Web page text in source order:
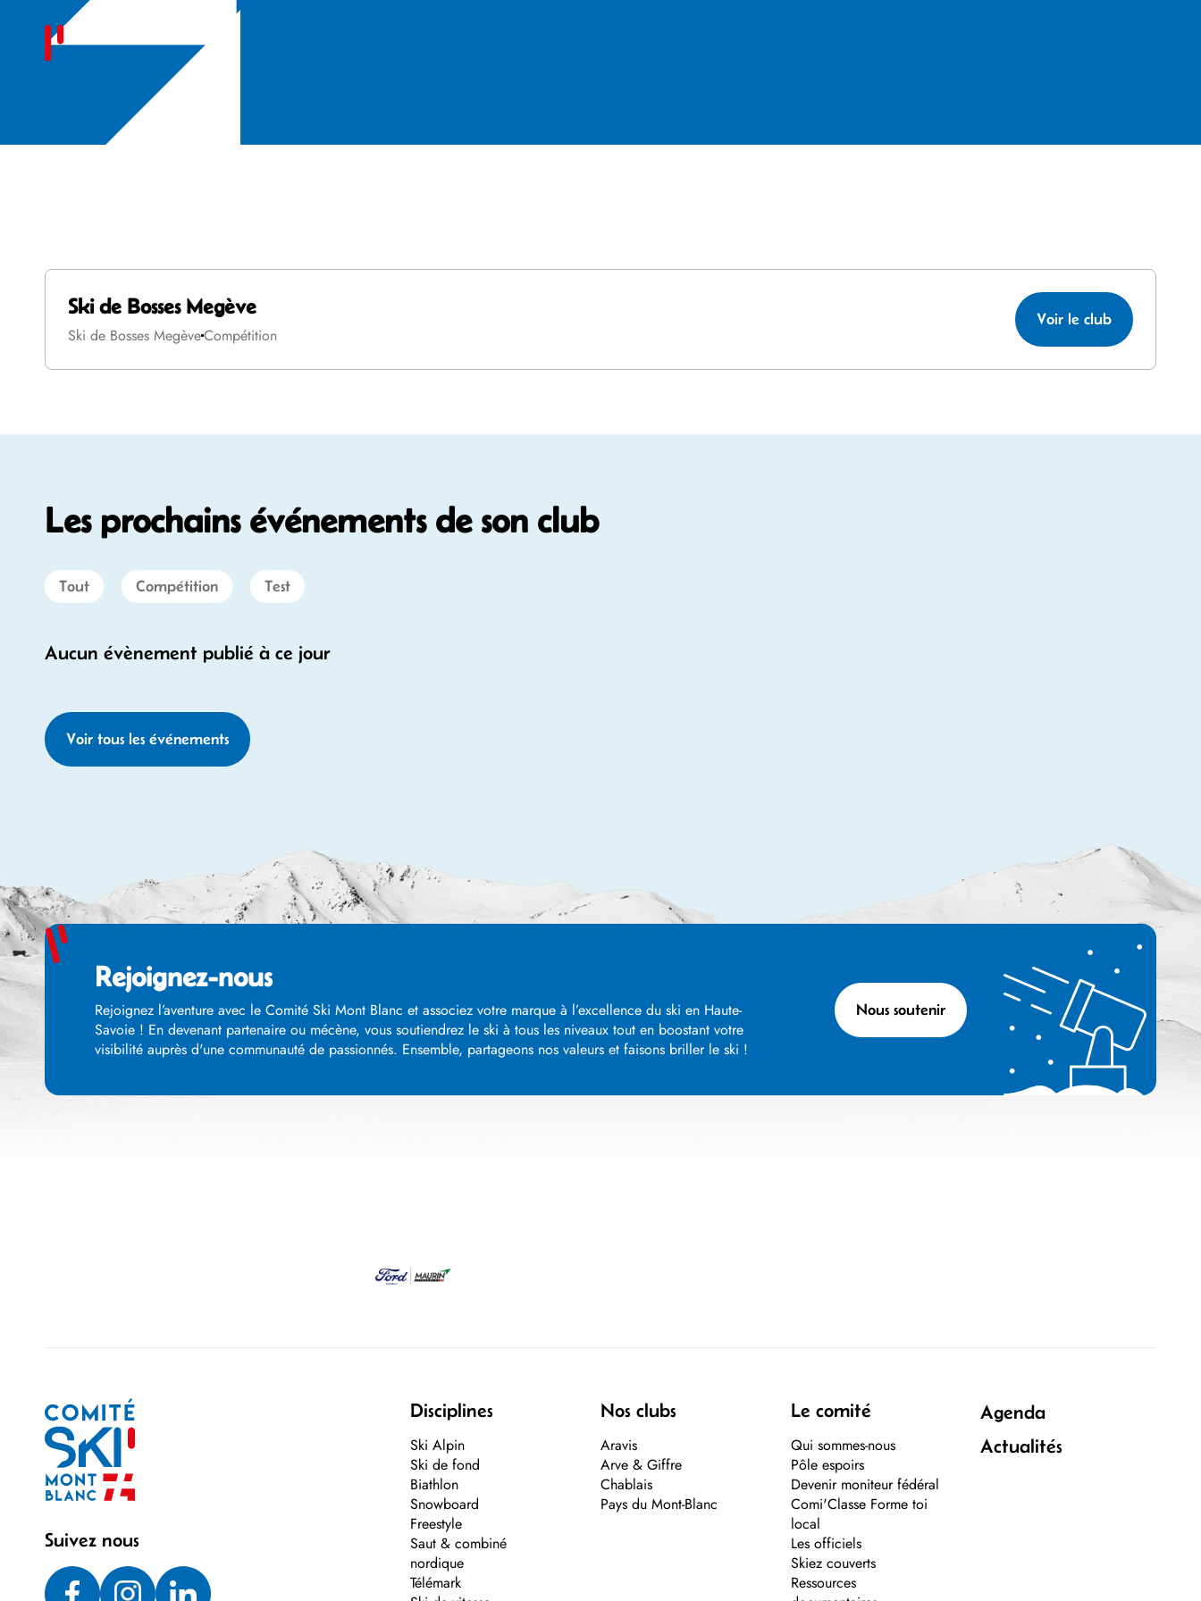
Ski de Bosses Megève
Ski de Bosses MegèveCompétition
Voir le club
Les prochains événements de son club
Tout Compétition Test
Aucun évènement publié à ce jour
Voir tous les événements
Rejoignez-nous
Rejoignez l’aventure avec le Comité Ski Mont Blanc et associez votre marque à l’excellence du ski en Haute-
Savoie ! En devenant partenaire ou mécène, vous soutiendrez le ski à tous les niveaux tout en boostant votre
visibilité auprès d'une communauté de passionnés. Ensemble, partageons nos valeurs et faisons briller le ski !
Nous soutenir
Suivez nous
Disciplines
Ski Alpin
Ski de fond
Biathlon
Snowboard
Freestyle
Saut & combiné
nordique
Télémark
Nos clubs
Aravis
Arve & Giffre
Chablais
Pays du Mont-Blanc
Le comité
Qui sommes-nous
Pôle espoirs
Devenir moniteur fédéral
Comi'Classe Forme toi
local
Les officiels
Skiez couverts
Ressources
Agenda
Actualités